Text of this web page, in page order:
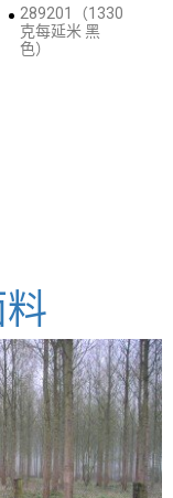
289201（1330
克每延米 黑
色）